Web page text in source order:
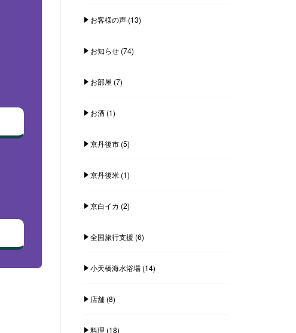
お客様の声(13)
お知らせ(74)
お部屋 (7)
お酒(1)
京丹後市(5)
京丹後米(1)
京白イカ (2)
全国旅行支援 (6)
小天橋海水浴場(14)
店舗(8)
料理 (18)